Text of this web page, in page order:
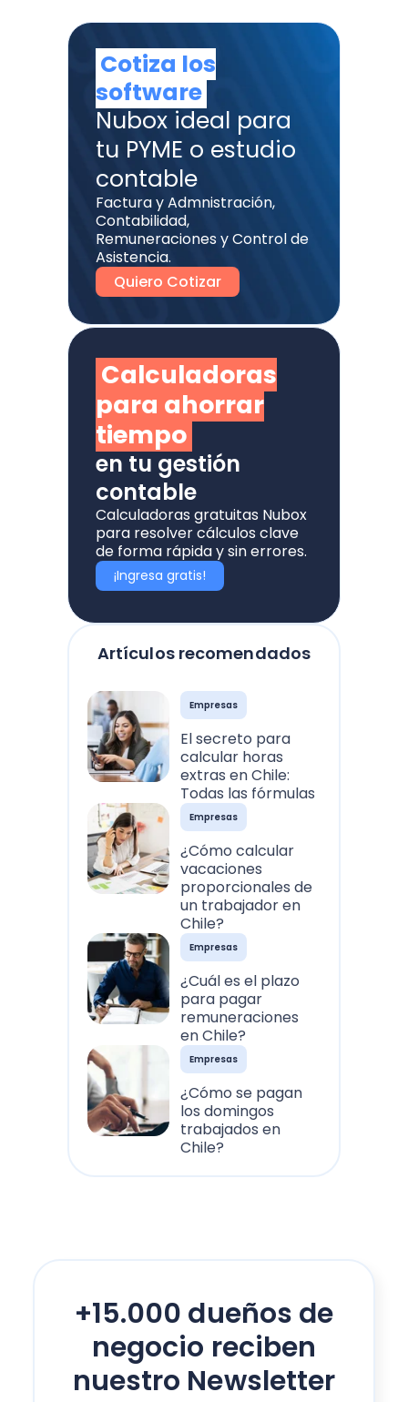
Artículos recomendados
Empresas
El secreto para
calcular horas
extras en Chile:
Todas las fórmulas
Empresas
¿Cómo calcular
vacaciones
proporcionales de
un trabajador en
Chile?
Empresas
¿Cuál es el plazo
para pagar
remuneraciones
en Chile?
Empresas
¿Cómo se pagan
los domingos
trabajados en
Chile?
Calculadoras
para ahorrar
tiempo
en tu gestión
contable
Calculadoras gratuitas Nubox
para resolver cálculos clave
de forma rápida y sin errores.
¡Ingresa gratis!
Cotiza los
software
Nubox ideal para
tu PYME o estudio
contable
Factura y Admnistración,
Contabilidad,
Remuneraciones y Control de
Asistencia.
Quiero Cotizar
+15.000 dueños de
negocio reciben
nuestro Newsletter